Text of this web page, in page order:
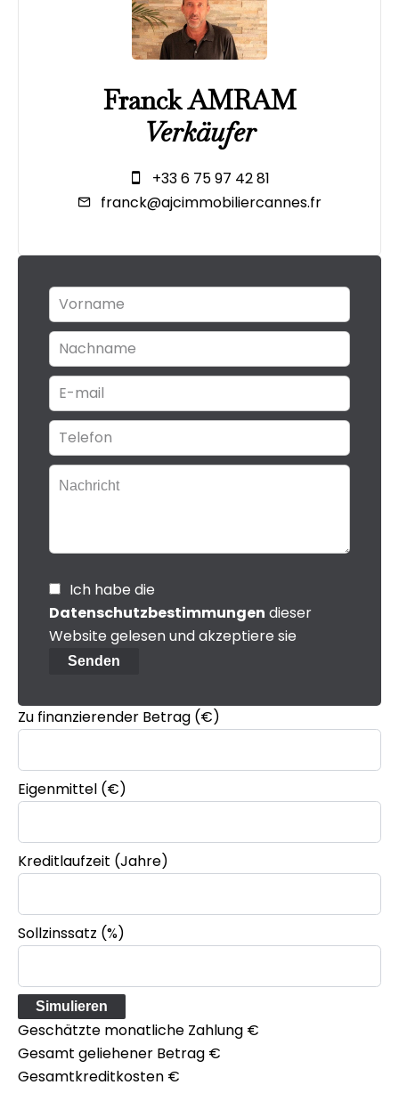
Franck AMRAM
Verkäufer
+33 6 75 97 42 81
franck@ajcimmobiliercannes.fr
Ich habe die
Datenschutzbestimmungen dieser
Website gelesen und akzeptiere sie
Senden
Zu finanzierender Betrag (€)
Eigenmittel (€)
Kreditlaufzeit (Jahre)
Sollzinssatz (%)
Simulieren
Geschätzte monatliche Zahlung €
Gesamt geliehener Betrag €
Gesamtkreditkosten €